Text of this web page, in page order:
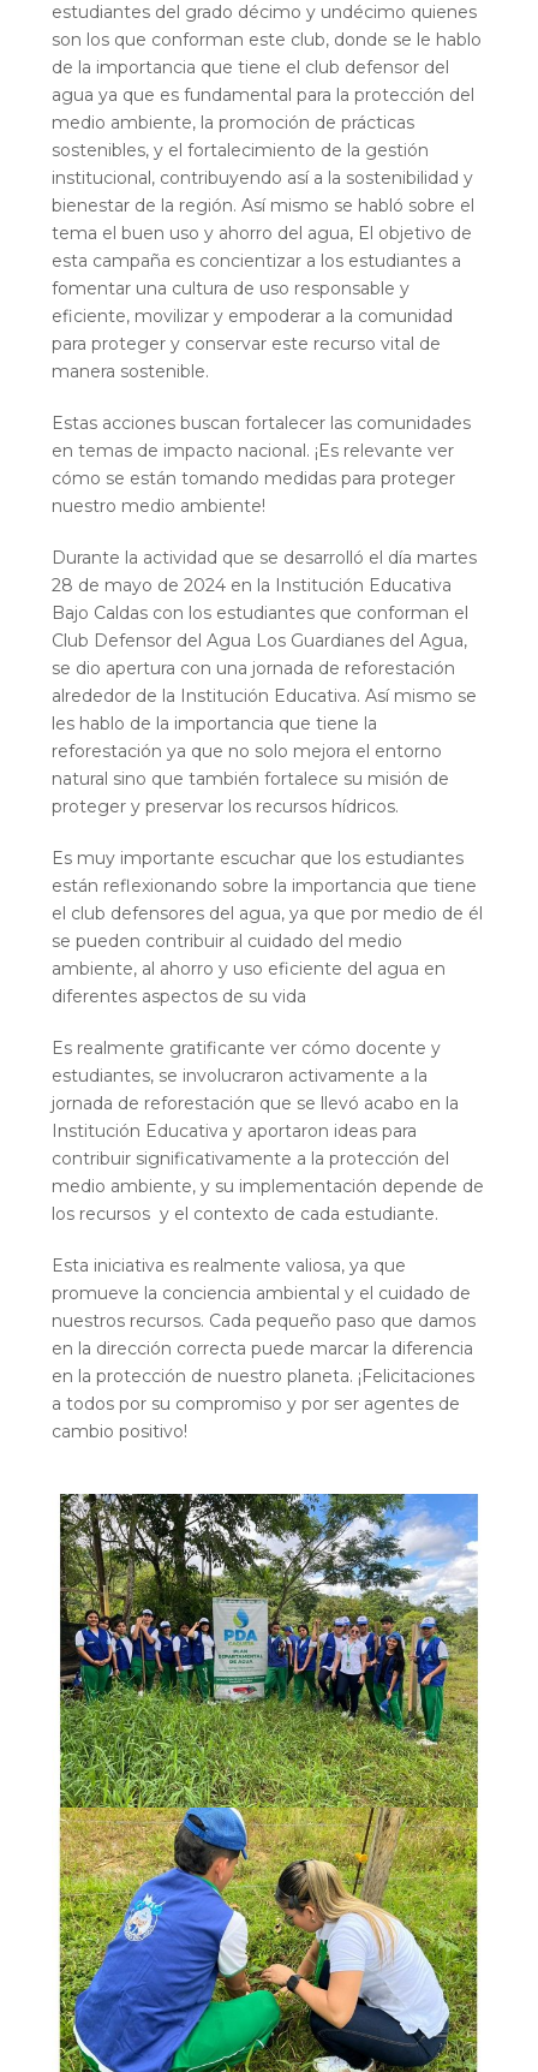
estudiantes del grado décimo y undécimo quienes
son los que conforman este club, donde se le hablo
de la importancia que tiene el club defensor del
agua ya que es fundamental para la protección del
medio ambiente, la promoción de prácticas
sostenibles, y el fortalecimiento de la gestión
institucional, contribuyendo así a la sostenibilidad y
bienestar de la región. Así mismo se habló sobre el
tema el buen uso y ahorro del agua, El objetivo de
esta campaña es concientizar a los estudiantes a
fomentar una cultura de uso responsable y
eficiente, movilizar y empoderar a la comunidad
para proteger y conservar este recurso vital de
manera sostenible.
Estas acciones buscan fortalecer las comunidades
en temas de impacto nacional. ¡Es relevante ver
cómo se están tomando medidas para proteger
nuestro medio ambiente!
Durante la actividad que se desarrolló el día martes
28 de mayo de 2024 en la Institución Educativa
Bajo Caldas con los estudiantes que conforman el
Club Defensor del Agua Los Guardianes del Agua,
se dio apertura con una jornada de reforestación
alrededor de la Institución Educativa. Así mismo se
les hablo de la importancia que tiene la
reforestación ya que no solo mejora el entorno
natural sino que también fortalece su misión de
proteger y preservar los recursos hídricos.
Es muy importante escuchar que los estudiantes
están reflexionando sobre la importancia que tiene
el club defensores del agua, ya que por medio de él
se pueden contribuir al cuidado del medio
ambiente, al ahorro y uso eficiente del agua en
diferentes aspectos de su vida
Es realmente gratificante ver cómo docente y
estudiantes, se involucraron activamente a la
jornada de reforestación que se llevó acabo en la
Institución Educativa y aportaron ideas para
contribuir significativamente a la protección del
medio ambiente, y su implementación depende de
los recursos y el contexto de cada estudiante.
Esta iniciativa es realmente valiosa, ya que
promueve la conciencia ambiental y el cuidado de
nuestros recursos. Cada pequeño paso que damos
en la dirección correcta puede marcar la diferencia
en la protección de nuestro planeta. ¡Felicitaciones
a todos por su compromiso y por ser agentes de
cambio positivo!